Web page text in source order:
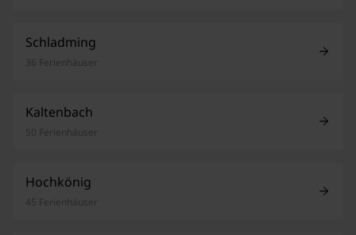
Schladming
36 Ferienhäuser
Kaltenbach
50 Ferienhäuser
Hochkönig
45 Ferienhäuser